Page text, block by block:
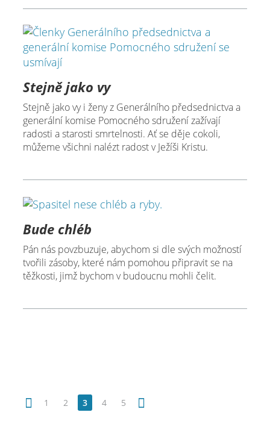
Stejně jako vy
Stejně jako vy i ženy z Generálního předsednictva a
generální komise Pomocného sdružení zažívají
radosti a starosti smrtelnosti. Ať se děje cokoli,
můžeme všichni nalézt radost v Ježíši Kristu.
Bude chléb
Pán nás povzbuzuje, abychom si dle svých možností
tvořili zásoby, které nám pomohou připravit se na
těžkosti, jimž bychom v budoucnu mohli čelit.
1 2 3 4 5